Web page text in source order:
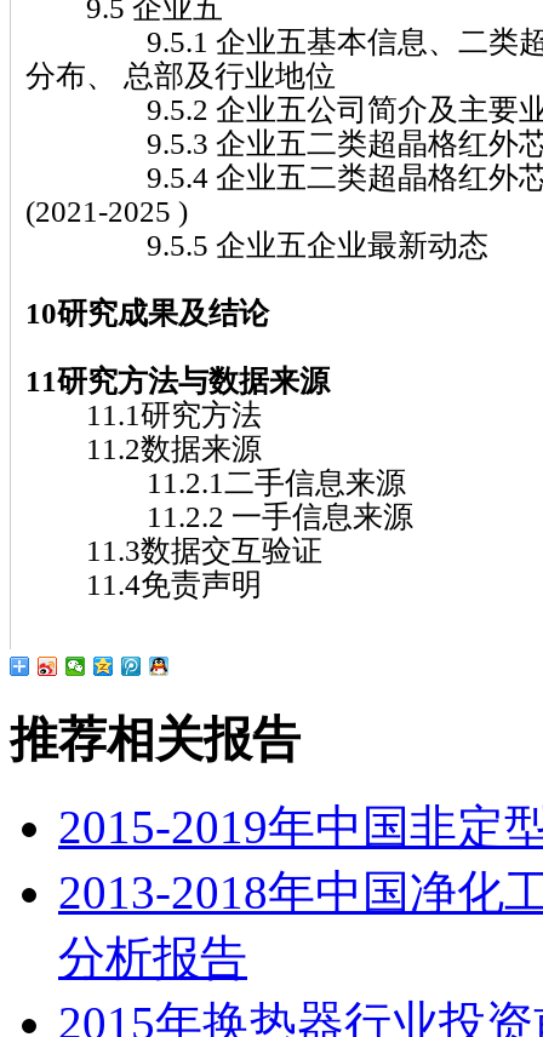
9.5 企业五
9.5.1 企业五基本信息、二类超
分布、 总部及行业地位
9.5.2 企业五公司简介及主要
9.5.3 企业五二类超晶格红外芯
9.5.4 企业五二类超晶格红外芯
(2021-2025 )
9.5.5 企业五企业最新动态
10研究成果及结论
11研究方法与数据来源
11.1研究方法
11.2数据来源
11.2.1二手信息来源
11.2.2 一手信息来源
11.3数据交互验证
11.4免责声明
推荐相关报告
2015-2019年中国非定
2013-2018年中国净化
分析报告
2015年换热器行业投